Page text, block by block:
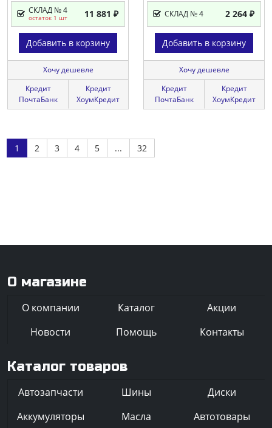
СКЛАД № 4
остаток 1 шт 11 881 ₽
Добавить в корзину
Хочу дешевле
Кредит
ПочтаБанк
Кредит
ХоумКредит
СКЛАД № 4 2 264 ₽
Добавить в корзину
Хочу дешевле
Кредит
ПочтаБанк
Кредит
ХоумКредит
1 2 3 4 5 ... 32
О магазине
О компании Каталог
Акции
Новости
Помощь Контакты
Каталог товаров
Автозапчасти Шины
Диски
Аккумуляторы
Масла Автотовары